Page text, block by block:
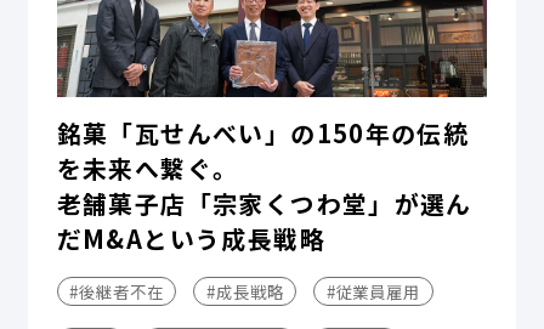
銘菓「瓦せんべい」の150年の伝統
を未来へ繋ぐ。
老舗菓子店「宗家くつわ堂」が選ん
だM&Aという成長戦略
#後継者不在 #成長戦略 #従業員雇用